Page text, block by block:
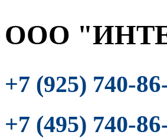
ООО
+7 (925) 740-
+7 (495) 740-